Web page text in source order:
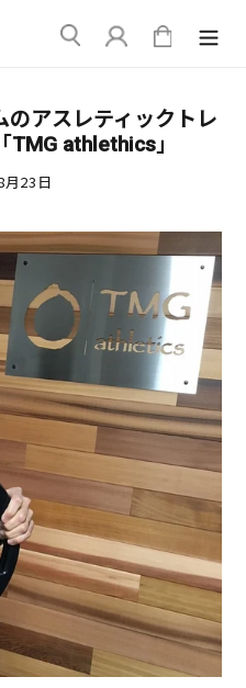
ログインカート
のアスレティックトレ
TMG athlethics」
月23日